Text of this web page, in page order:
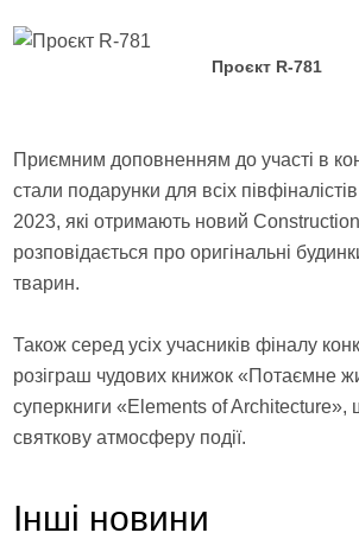
Проєкт R-781
Приємним доповненням до участі в
стали подарунки для всіх
2023, які отримають новий
розповідається про оригінальні
тварин.
Також серед усіх учасників фіналу
розіграш чудових книжок «Потаємне
суперкниги «Elements of
святкову атмосферу події.
Інші новини